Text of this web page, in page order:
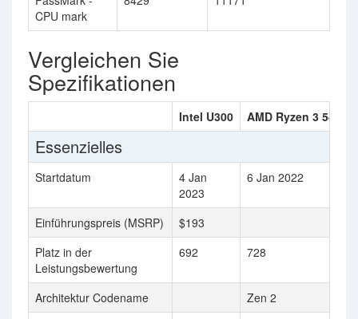
CPU mark
Vergleichen Sie
Spezifikationen
Intel U300 AMD Ryzen 3 5425U
Essenzielles
Startdatum
4 Jan
2023
6 Jan 2022
Einführungspreis (MSRP)
$193
Platz in der
Leistungsbewertung
692 728
Architektur Codename Zen 2